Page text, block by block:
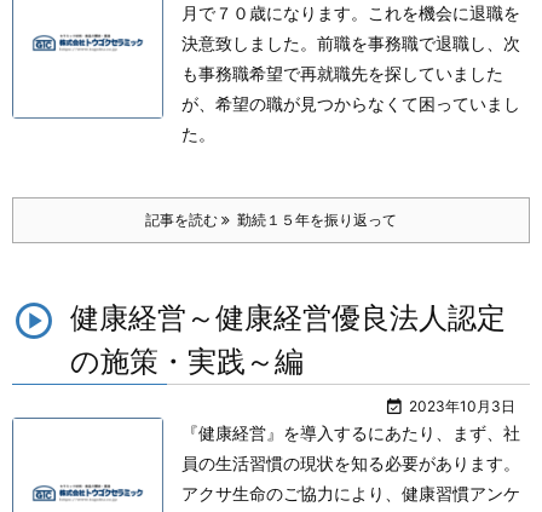
月で７０歳になります。 これを機会に退職を
決意致しました。前職を事務職で退職し、次
も事務職希望で再就職先を探していました
が、希望の職が見つからなくて困っていまし
た。
記事を読む 勤続１５年を振り返って
健康経営～健康経営優良法人認定
の施策・実践～編
 2023年10月3日
『健康経営』を導入するにあたり、まず、社
員の生活習慣の現状を知る必要があります。
アクサ生命のご協力により、健康習慣アンケ